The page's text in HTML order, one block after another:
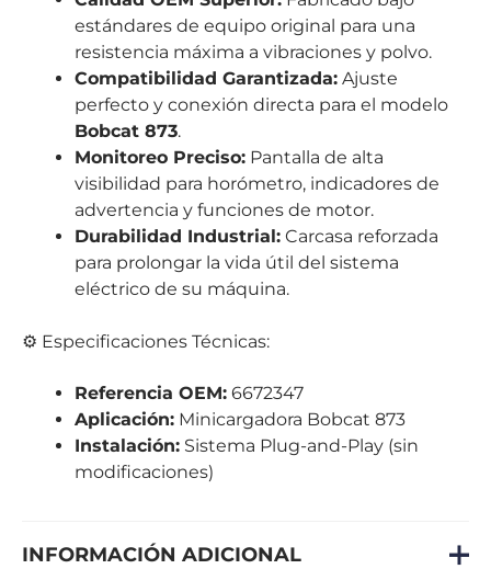
estándares de equipo original para una
resistencia máxima a vibraciones y polvo.
Compatibilidad Garantizada: Ajuste
perfecto y conexión directa para el modelo
Bobcat 873.
Monitoreo Preciso: Pantalla de alta
visibilidad para horómetro, indicadores de
advertencia y funciones de motor.
Durabilidad Industrial: Carcasa reforzada
para prolongar la vida útil del sistema
eléctrico de su máquina.
⚙️ Especificaciones Técnicas:
Referencia OEM: 6672347
Aplicación: Minicargadora Bobcat 873
Instalación: Sistema Plug-and-Play (sin
modificaciones)
INFORMACIÓN ADICIONAL